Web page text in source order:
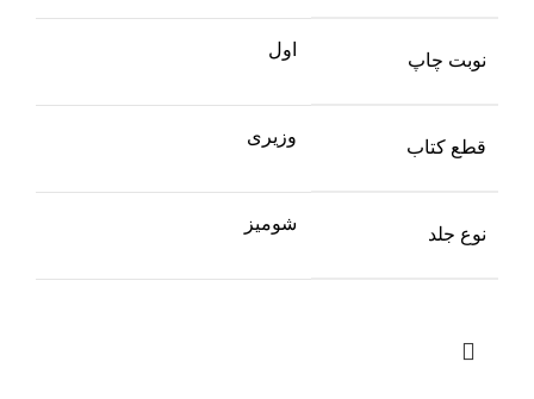
نوبت چاپ
اول
قطع کتاب
وزیری
نوع جلد
شومیز